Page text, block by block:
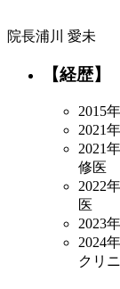
院長浦川 愛未
【経歴】
2015
2021
2021
修医
2022
医
2023
2024
クリ